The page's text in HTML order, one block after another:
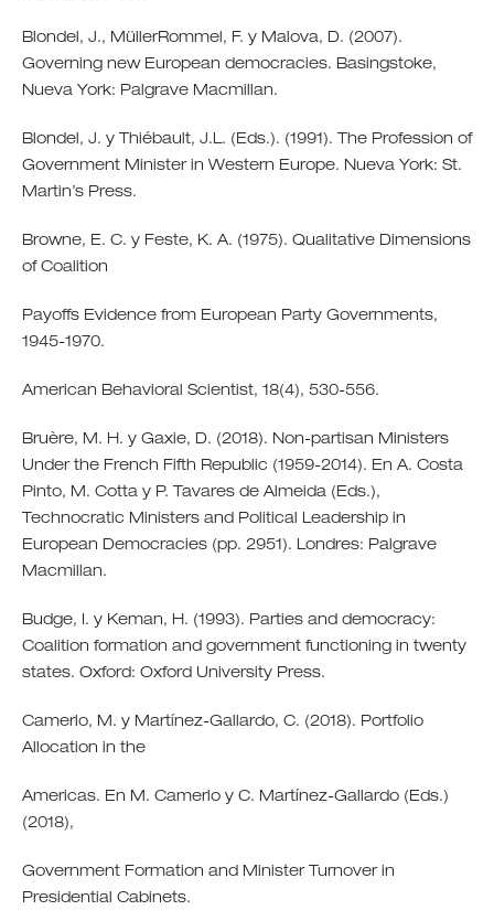
Blondel, J., MüllerRommel, F. y Malova, D. (2007).
Governing new European democracies. Basingstoke,
Nueva York: Palgrave Macmillan.
Blondel, J. y Thiébault, J.L. (Eds.). (1991). The Profession of
Government Minister in Western Europe. Nueva York: St.
Martin’s Press.
Browne, E. C. y Feste, K. A. (1975). Qualitative Dimensions
of Coalition
Payoffs Evidence from European Party Governments,
1945-1970.
American Behavioral Scientist, 18(4), 530-556.
Bruère, M. H. y Gaxie, D. (2018). Non-partisan Ministers
Under the French Fifth Republic (1959-2014). En A. Costa
Pinto, M. Cotta y P. Tavares de Almeida (Eds.),
Technocratic Ministers and Political Leadership in
European Democracies (pp. 2951). Londres: Palgrave
Macmillan.
Budge, I. y Keman, H. (1993). Parties and democracy:
Coalition formation and government functioning in twenty
states. Oxford: Oxford University Press.
Camerlo, M. y Martínez-Gallardo, C. (2018). Portfolio
Allocation in the
Americas. En M. Camerlo y C. Martínez-Gallardo (Eds.)
(2018),
Government Formation and Minister Turnover in
Presidential Cabinets.